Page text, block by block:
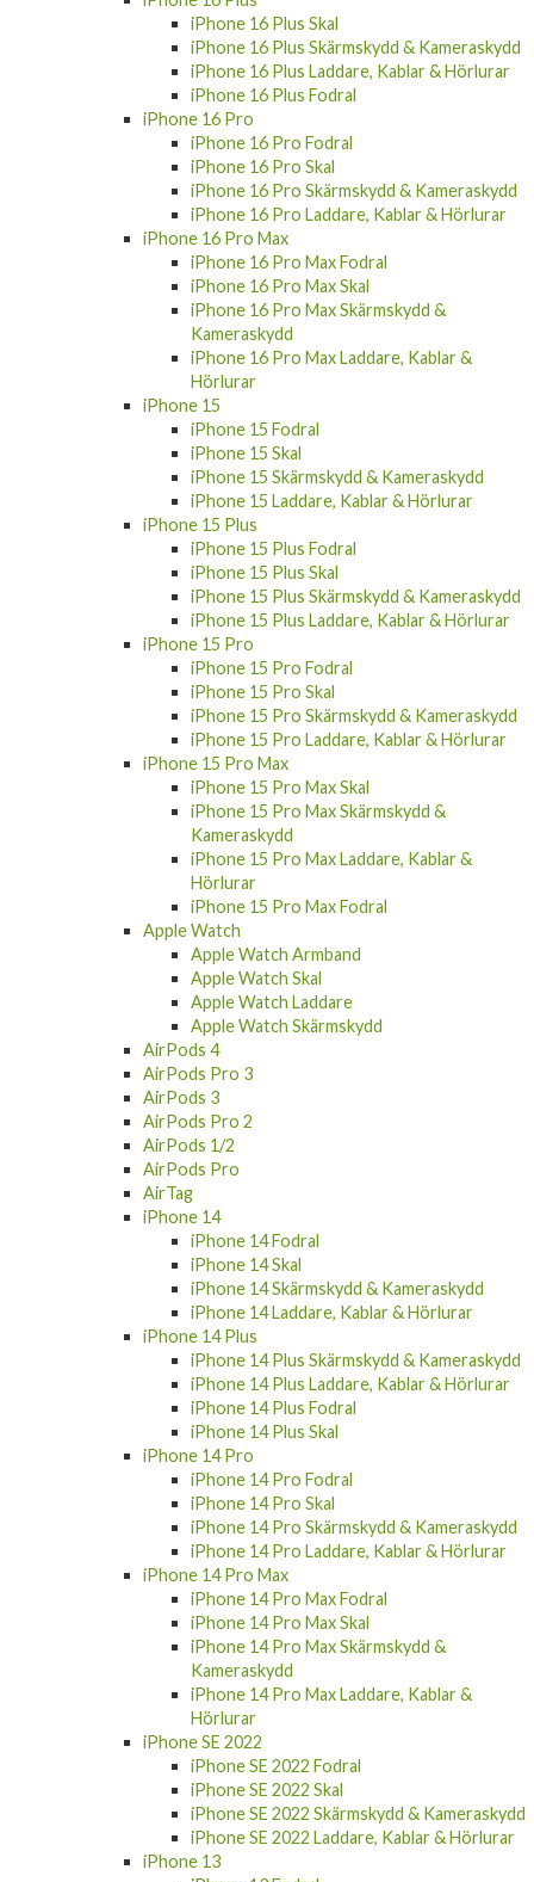
iPhone 16 Fodral
iPhone 16 Skal
iPhone 16 Skärmskydd & Kameraskydd
iPhone 16 Laddare, Kablar & Hörlurar
iPhone 16 Plus
iPhone 16 Plus Skal
iPhone 16 Plus Skärmskydd & Kameraskydd
iPhone 16 Plus Laddare, Kablar & Hörlurar
iPhone 16 Plus Fodral
iPhone 16 Pro
iPhone 16 Pro Fodral
iPhone 16 Pro Skal
iPhone 16 Pro Skärmskydd & Kameraskydd
iPhone 16 Pro Laddare, Kablar & Hörlurar
iPhone 16 Pro Max
iPhone 16 Pro Max Fodral
iPhone 16 Pro Max Skal
iPhone 16 Pro Max Skärmskydd &
Kameraskydd
iPhone 16 Pro Max Laddare, Kablar &
Hörlurar
iPhone 15
iPhone 15 Fodral
iPhone 15 Skal
iPhone 15 Skärmskydd & Kameraskydd
iPhone 15 Laddare, Kablar & Hörlurar
iPhone 15 Plus
iPhone 15 Plus Fodral
iPhone 15 Plus Skal
iPhone 15 Plus Skärmskydd & Kameraskydd
iPhone 15 Plus Laddare, Kablar & Hörlurar
iPhone 15 Pro
iPhone 15 Pro Fodral
iPhone 15 Pro Skal
iPhone 15 Pro Skärmskydd & Kameraskydd
iPhone 15 Pro Laddare, Kablar & Hörlurar
iPhone 15 Pro Max
iPhone 15 Pro Max Skal
iPhone 15 Pro Max Skärmskydd &
Kameraskydd
iPhone 15 Pro Max Laddare, Kablar &
Hörlurar
iPhone 15 Pro Max Fodral
Apple Watch
Apple Watch Armband
Apple Watch Skal
Apple Watch Laddare
Apple Watch Skärmskydd
AirPods 4
AirPods Pro 3
AirPods 3
AirPods Pro 2
AirPods 1/2
AirPods Pro
AirTag
iPhone 14
iPhone 14 Fodral
iPhone 14 Skal
iPhone 14 Skärmskydd & Kameraskydd
iPhone 14 Laddare, Kablar & Hörlurar
iPhone 14 Plus
iPhone 14 Plus Skärmskydd & Kameraskydd
iPhone 14 Plus Laddare, Kablar & Hörlurar
iPhone 14 Plus Fodral
iPhone 14 Plus Skal
iPhone 14 Pro
iPhone 14 Pro Fodral
iPhone 14 Pro Skal
iPhone 14 Pro Skärmskydd & Kameraskydd
iPhone 14 Pro Laddare, Kablar & Hörlurar
iPhone 14 Pro Max
iPhone 14 Pro Max Fodral
iPhone 14 Pro Max Skal
iPhone 14 Pro Max Skärmskydd &
Kameraskydd
iPhone 14 Pro Max Laddare, Kablar &
Hörlurar
iPhone SE 2022
iPhone SE 2022 Fodral